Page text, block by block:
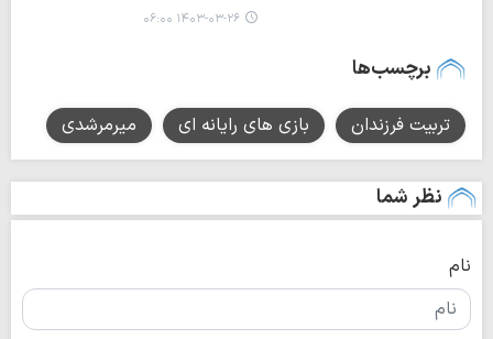
۱۴۰۳-۰۳-۲۶ ۰۶:۰۰
برچسب‌ها
تربیت فرزندان بازی های رایانه ای میرمرشدی
نظر شما
نام